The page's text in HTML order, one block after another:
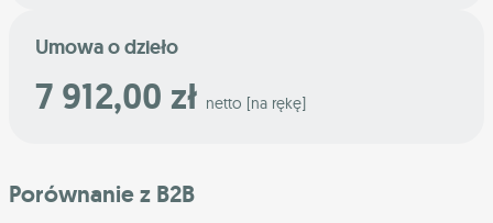
Umowa o dzieło
7 912,00 zł netto [na rękę]
Porównanie z B2B